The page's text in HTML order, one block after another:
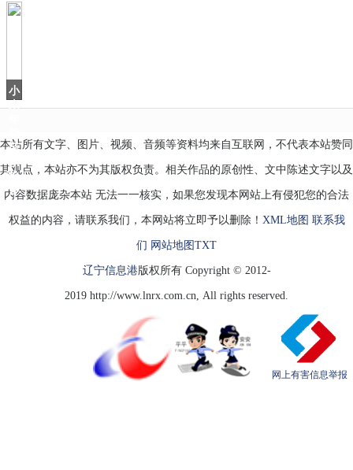
日
小
节
来
啦！
多
本站所有文字、图片、视频、音频等资料均来自互联网，不代表本站赞同
其观点，本站亦不为其版权负责。相关作品的原创性、文中陈述文字以及
内容数据庞杂本站 无法一一核实，如果您发现本网站上有侵犯您的合法
权益的内容，请联系我们，本网站将立即予以删除！ XML地图 联系我
们 网站地图 TXT
辽宁信息港版权所有 Copyright © 2012-
2019 http://www.lnrx.com.cn, All rights reserved.
网上有害信息举报